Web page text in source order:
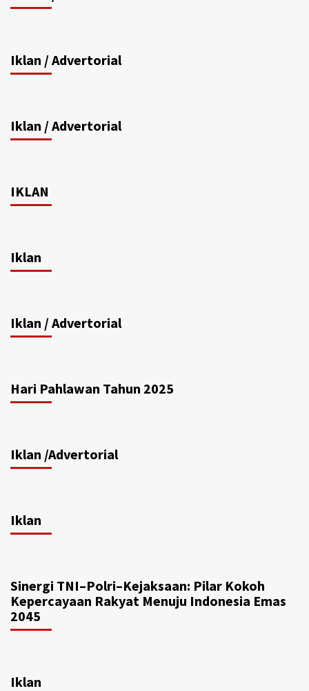
Iklan / Advertorial
Iklan / Advertorial
IKLAN
Iklan
Iklan / Advertorial
Hari Pahlawan Tahun 2025
Iklan /Advertorial
Iklan
Sinergi TNI–Polri–Kejaksaan: Pilar Kokoh
Kepercayaan Rakyat Menuju Indonesia Emas
2045
Iklan